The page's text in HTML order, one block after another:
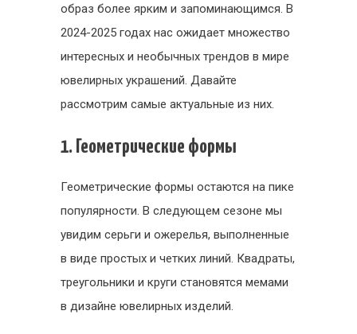
образ более ярким и запоминающимся. В
2024-2025 годах нас ожидает множество
интересных и необычных трендов в мире
ювелирных украшений. Давайте
рассмотрим самые актуальные из них.
1. Геометрические формы
Геометрические формы остаются на пике
популярности. В следующем сезоне мы
увидим серьги и ожерелья, выполненные
в виде простых и четких линий. Квадраты,
треугольники и круги становятся мемами
в дизайне ювелирных изделий.